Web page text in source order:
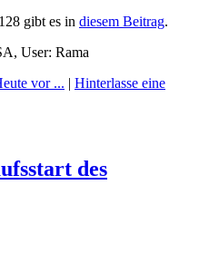
gibt es in diesem Beitrag.
User: Rama
vor ... | Hinterlasse eine
des